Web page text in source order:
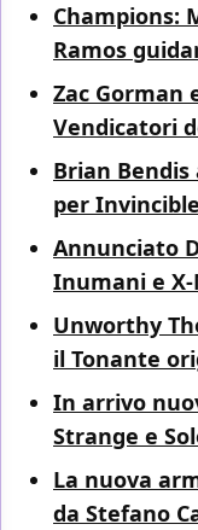
Champions:
Ramos
Zac Gorman
Vendicatori
Brian
per
Annunciato
Inumani e
Unworthy
il Tonante
In arrivo
Strange e
La nuova
da Stefano